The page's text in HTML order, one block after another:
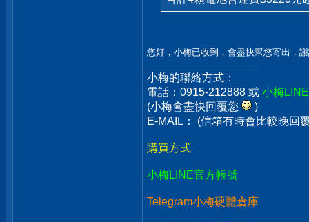
您好，小梅已收到，會盡快幫您寄出，
小梅的聯絡方式：
電話：0915-212888 或 小梅
(小梅會盡快回覆您
)
E-MAIL： (信箱有時會比較晚回
購買方式
小梅LINE官方帳號
Telegram小梅硬體倉庫